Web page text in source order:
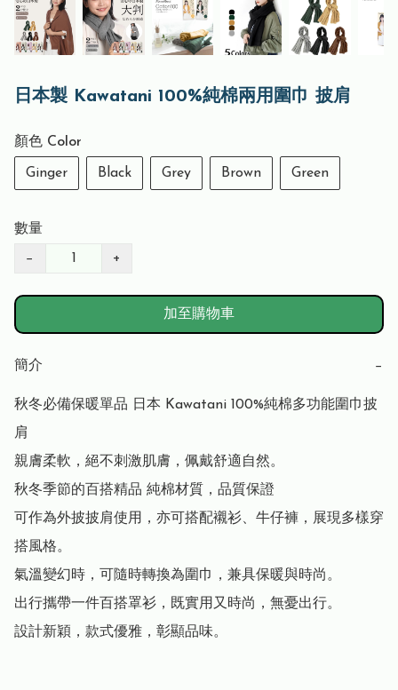
日本製 Kawatani 100%純棉兩用圍巾 披肩
顏色 Color
Ginger Black Grey Brown Green
數量
− +
加至購物車
簡介 −
秋冬必備保暖單品 日本 Kawatani 100%純棉多功能圍巾披
肩
親膚柔軟，絕不刺激肌膚，佩戴舒適自然。
秋冬季節的百搭精品 純棉材質，品質保證
可作為外披披肩使用，亦可搭配襯衫、牛仔褲，展現多樣穿
搭風格。
氣溫變幻時，可隨時轉換為圍巾，兼具保暖與時尚。
出行攜帶一件百搭罩衫，既實用又時尚，無憂出行。
設計新穎，款式優雅，彰顯品味。